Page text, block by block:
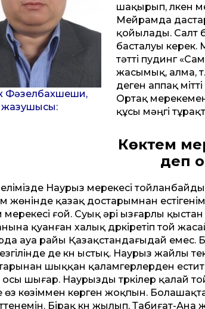
Фәзелбахшеши,
жазушысы:
шақырып, үлкен
Мейрамда
қойылады. Салт
басталуы керек.
тәтті пудинг
жасымық, алма,
деген аппақ
Ортақ
құсы мәңгі
Көктем
деп
елімізде Наурыз мерекесі
жөнінде қазақ достарымнан
мерекесі ғой. Суық әрі ызғарлы
қуанған халық дүркіретіп той
ауа райы Қазақстандағыдай емес.
де күн ыстық. Наурыз жайлы тек
шыққан қаламгерлерден
осы шығар. Наурызды түркілер қалай
өз көзіммен көрген жоқпын. Болашақта
Бірақ күн жылып, Табиғат-Ана